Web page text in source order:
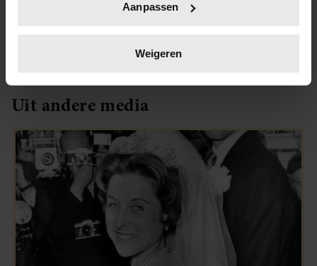
scannen op specifieke eigenschappen (fingerprinting)
verwerkt en stel uw voorkeuren in het
intrekken in de Cookieverklaring.
personaliseren, om functies voor social media te bieden
en om ons websiteverkeer te analyseren. Ook delen we
informatie over uw gebruik van onze site met onze
partners voor social media, adverteren en analyse. Deze
partners kunnen deze gegevens combineren met andere
informatie die u aan ze heeft verstrekt of die ze hebben
verzameld op basis van uw gebruik van hun services. U
gaat akkoord met onze cookies als u onze website blijft
Aanpassen
Weigeren
Uit andere media